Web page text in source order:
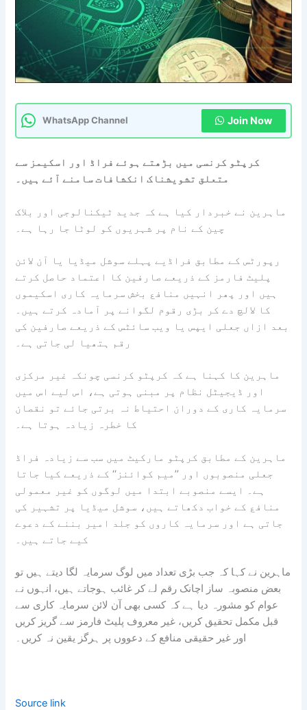
WhatsApp Channel Join Now
کرپٹو کرنسی میں بڑھتے ہوئے فراڈ اور اسکیمز سے
متعلق تشویشناک انکشافات سامنے آئے ہیں۔
ماہرین نے خبردار کیا ہے کہ جدید ٹیکنالوجی اور بلاک
چین کے نام پر شہریوں کو لوٹا جا رہا ہے۔
رپورٹس کے مطابق فراڈیے پہلے سوشل میڈیا یا آن لائن
پلیٹ فارمز کے ذریعے صارفین کا اعتماد حاصل کرتے
ہیں اور پھر انہیں منافع بخش سرمایہ کاری اسکیموں
کا لالچ دے کر بڑی رقوم لگوانے پر آمادہ کرتے ہیں۔
بعد ازاں جعلی ایپس یا ویب سائٹس کے ذریعے صارفین کی
رقم ہتھیا لی جاتی ہے۔
ماہرین کا کہنا ہے کہ کرپٹو کرنسی چونکہ غیر مرکزی
اور ڈیجیٹل نظام پر مبنی ہوتی ہے، اس لیے اس میں
سرمایہ کاری کے دوران احتیاط نہ برتی جائے تو نقصان
کا خطرہ زیادہ ہوتا ہے۔
ماہرین کے مطابق کرپٹو مارکیٹ میں سب سے زیادہ فراڈ
جعلی منصوبوں اور ’’میم کوائنز‘‘ کے ذریعے کیا جاتا
ہے۔ ایسے منصوبے ابتدا میں لوگوں کو غیر معمولی
منافع کے خواب دکھاتے ہیں، سوشل میڈیا پر تشہیر کی
جاتی ہے اور سرمایہ کاروں کو جلد امیر بننے کے دعوے
کیے جاتے ہیں۔
ماہرین نے کہا کہ جب بڑی تعداد میں لوگ سرمایہ لگا دیتے ہیں تو
بعض منصوبہ ساز اچانک رقم لے کر غائب ہوجاتے ہیں، انہوں نے
عوام کو مشورہ دیا ہے کہ کسی بھی آن لائن سرمایہ کاری سے
قبل مکمل تحقیق کریں، غیر معروف پلیٹ فارمز سے گریز کریں
اور غیر حقیقی منافع کے دعووں پر ہرگز یقین نہ کریں۔
Source link